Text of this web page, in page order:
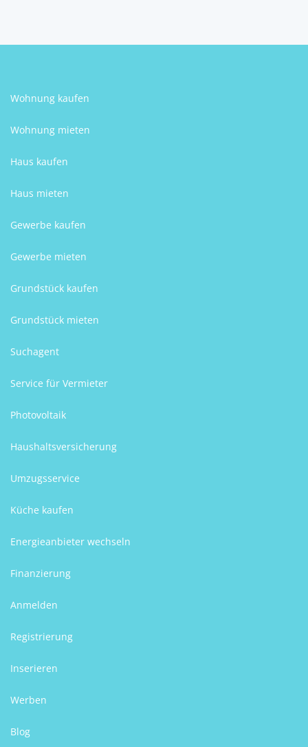
Wohnung kaufen
Wohnung mieten
Haus kaufen
Haus mieten
Gewerbe kaufen
Gewerbe mieten
Grundstück kaufen
Grundstück mieten
Suchagent
Service für Vermieter
Photovoltaik
Haushaltsversicherung
Umzugsservice
Küche kaufen
Energieanbieter wechseln
Finanzierung
Anmelden
Registrierung
Inserieren
Werben
Blog